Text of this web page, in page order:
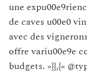
une
de caves u00e0
avec des
offre variu00e9e
budgets. »}},{«